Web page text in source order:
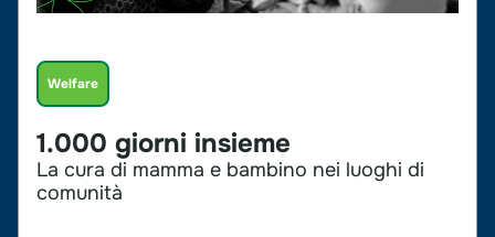
Welfare
1.000 giorni insieme
La cura di mamma e bambino nei luoghi di
comunità